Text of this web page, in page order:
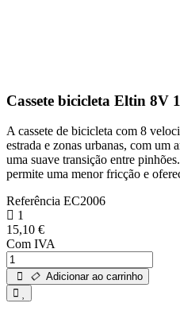
Cassete bicicleta Eltin 8V
A cassete de bicicleta com 8
estrada e zonas urbanas, com um
uma suave transição entre
permite uma menor fricção e
Referência EC2006
1
15,10 €
Com IVA
Adicionar ao carrinho